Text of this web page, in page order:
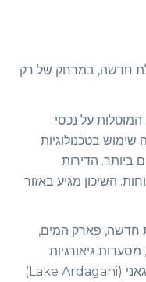
חדשה, במרחק של רק
על נכסי
בטכנולוגיות
ביותר. הדירות
השיכון מגיע באזור
חדשה, פארק המים,
מסעדות גיאורגיות
אירופיות, בתי קפה נעימים. אגם ארדגאני (Lake Ardagani)